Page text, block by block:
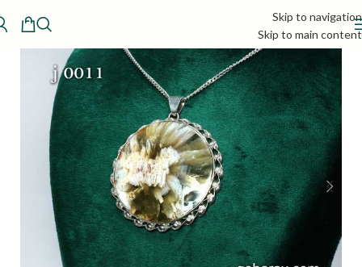
Skip to navigation
Skip to main content